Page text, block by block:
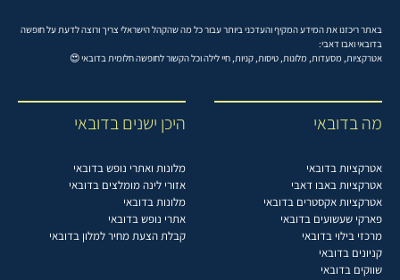
באתר ריכזנו את המידע המקיף והעדכני ביותר עבור כל מה שהקהל הישראלי צריך ורוצה לדעת על חופשה
בדובאי ואבו דאבי:
אטרקציות, מסעדות, מלונות, טיסות, קניות, חיי לילה וכל הקשור לחופשה חלומית בדובאי 😍
מה בדובאי
אטרקציות בדובאי
אטרקציות באבו דאבי
אטרקציות אקסטרים בדובאי
פארקי שעשועים בדובאי
מרכזי בילוי בדובאי
קניונים בדובאי
שווקים בדובאי
היכן ישנים בדובאי
מלונות ואתרי נופש בדובאי
אזורי לינה מומלצים בדובאי
מלונות בדובאי
אתרי נופש בדובאי
קבלת הצעת מחיר למלון בדובאי